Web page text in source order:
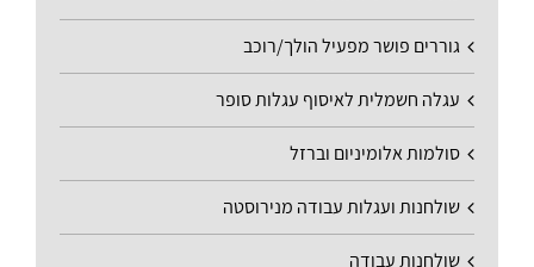
גוררים פושר מפעיל הולך/רוכב
עגלה חשמלית לאיסוף עגלות סופר
סולמות אלומיניום וברזל
שולחנות ועגלות עבודה מנירוסטה
שולחנות עבודה